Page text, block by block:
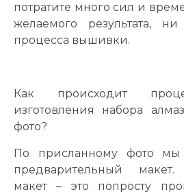
потратите много сил и
желаемого результата,
процесса вышивки.
Как происходит
изготовления набора
фото?
По присланному фото
предварительный макет.
макет – это попросту